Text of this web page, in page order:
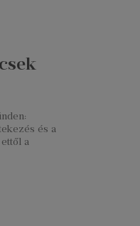
és a
a